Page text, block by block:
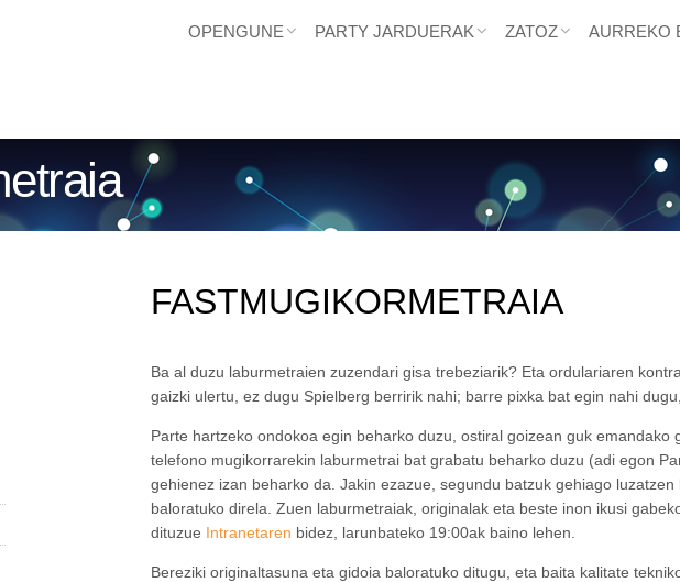
OPENGUNE PARTY JARDUERAK ZATOZ AURREKO
FASTMUGIKORMETRAIA
Ba al duzu laburmetraien zuzendari gisa trebeziarik? Eta ordulariaren
gaizki ulertu, ez dugu Spielberg berririk nahi; barre pixka bat egin nahi
Parte hartzeko ondokoa egin beharko duzu, ostiral goizean guk
telefono mugikorrarekin laburmetrai bat grabatu beharko duzu (adi egon
gehienez izan beharko da. Jakin ezazue, segundu batzuk gehiago
baloratuko direla. Zuen laburmetraiak, originalak eta beste inon ikusi
dituzue Intranetaren bidez, larunbateko 19:00ak baino lehen.
Bereziki originaltasuna eta gidoia baloratuko ditugu, eta baita kalitate